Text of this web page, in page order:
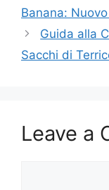
Banana:
Guida alla
Sacchi di
Leave a